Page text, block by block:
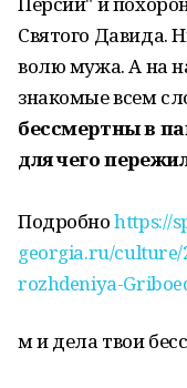
Святого Давида.
волю мужа. А на
знакомые всем
бессмертны в
для чего
Подробноhttps://
georgia.ru/culture/
rozhdeniya-
м и дела твои